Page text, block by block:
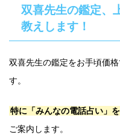
双喜先生の鑑定、
教えします！
双喜先生の鑑定をお手頃価
す。
特に「みんなの電話占い」
ご案内します。